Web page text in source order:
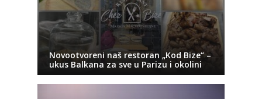
Novootvoreni naš restoran „Kod Bize“ –
ukus Balkana za sve u Parizu i okolini